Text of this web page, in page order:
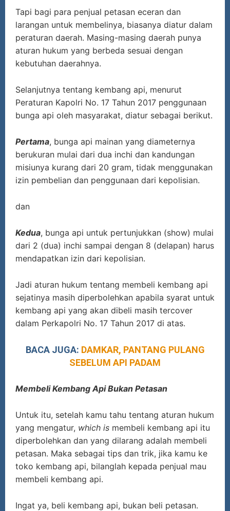
Tapi bagi para penjual petasan eceran dan
larangan untuk membelinya, biasanya diatur dalam
peraturan daerah. Masing-masing daerah punya
aturan hukum yang berbeda sesuai dengan
kebutuhan daerahnya.
Selanjutnya tentang kembang api, menurut
Peraturan Kapolri No. 17 Tahun 2017 penggunaan
bunga api oleh masyarakat, diatur sebagai berikut.
Pertama, bunga api mainan yang diameternya
berukuran mulai dari dua inchi dan kandungan
misiunya kurang dari 20 gram, tidak menggunakan
izin pembelian dan penggunaan dari kepolisian.
dan
Kedua, bunga api untuk pertunjukkan (show) mulai
dari 2 (dua) inchi sampai dengan 8 (delapan) harus
mendapatkan izin dari kepolisian.
Jadi aturan hukum tentang membeli kembang api
sejatinya masih diperbolehkan apabila syarat untuk
kembang api yang akan dibeli masih tercover
dalam Perkapolri No. 17 Tahun 2017 di atas.
BACA JUGA: DAMKAR, PANTANG PULANG
SEBELUM API PADAM
Membeli Kembang Api Bukan Petasan
Untuk itu, setelah kamu tahu tentang aturan hukum
yang mengatur, which is membeli kembang api itu
diperbolehkan dan yang dilarang adalah membeli
petasan. Maka sebagai tips dan trik, jika kamu ke
toko kembang api, bilanglah kepada penjual mau
membeli kembang api.
Ingat ya, beli kembang api, bukan beli petasan.